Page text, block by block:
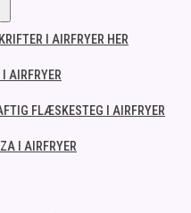
I AIRFRYER HER
AIRFRYER
FLÆSKESTEG I AIRFRYER
I AIRFRYER